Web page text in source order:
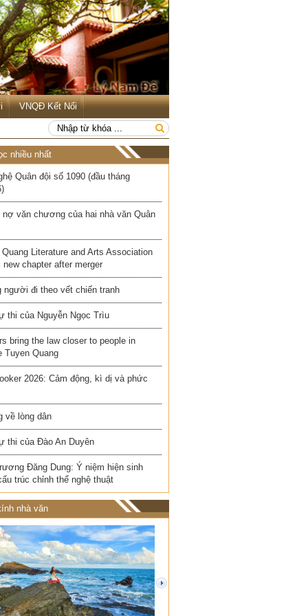
VNQĐ Kết Nối
nhiều nhất
Quân đội số 1090 (đầu tháng
nợ văn chương của hai nhà văn Quân
Literature and Arts Association
new chapter after merger
người đi theo vết chiến tranh
thi của Nguyễn Ngọc Trìu
bring the law closer to people in
Tuyen Quang
2026: Cảm động, kì dị và phức
về lòng dân
thi của Đào An Duyên
Đăng Dung: Ý niệm hiện sinh
trúc chỉnh thể nghệ thuật
nhà văn
next